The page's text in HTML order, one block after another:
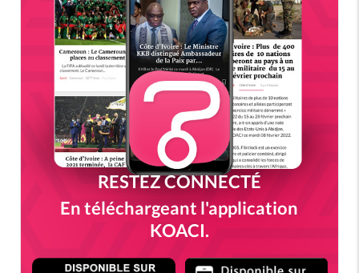
RESTEZ CONNECTÉ
En téléchargeant l'application
KOACI.